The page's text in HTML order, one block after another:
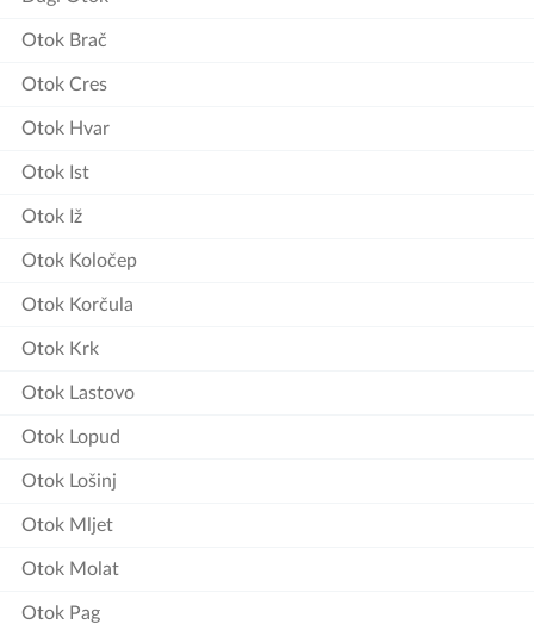
Otok Brač
Otok Cres
Otok Hvar
Otok Ist
Otok Iž
Otok Koločep
Otok Korčula
Otok Krk
Otok Lastovo
Otok Lopud
Otok Lošinj
Otok Mljet
Otok Molat
Otok Pag